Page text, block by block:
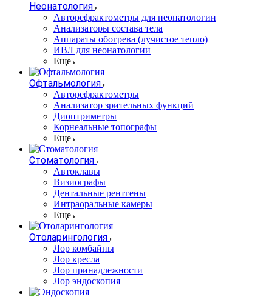
Неонатология
Авторефрактометры для неонатологии
Анализаторы состава тела
Аппараты обогрева (лучистое тепло)
ИВЛ для неонатологии
Еще
Офтальмология
Авторефрактометры
Анализатор зрительных функций
Диоптриметры
Корнеальные топографы
Еще
Стоматология
Автоклавы
Визиографы
Дентальные рентгены
Интраоральные камеры
Еще
Отоларингология
Лор комбайны
Лор кресла
Лор принадлежности
Лор эндоскопия